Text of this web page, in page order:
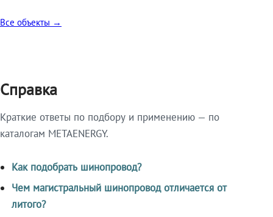
Все объекты →
Справка
Краткие ответы по подбору и применению — по
каталогам METAENERGY.
Как подобрать шинопровод?
Чем магистральный шинопровод отличается от
литого?